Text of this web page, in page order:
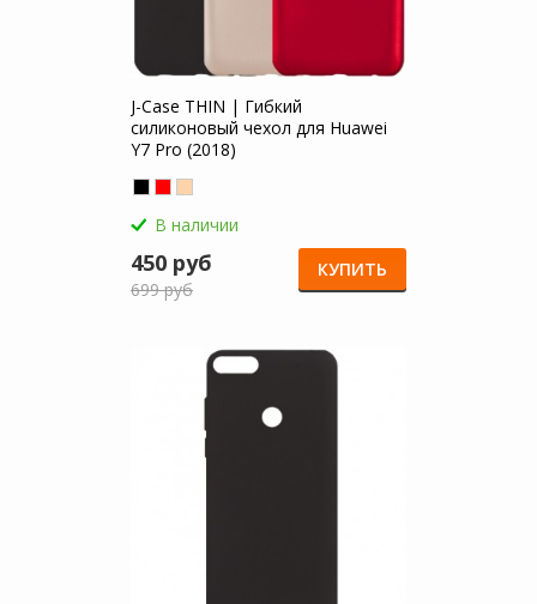
J-Case THIN | Гибкий
силиконовый чехол для Huawei
Y7 Pro (2018)
В наличии
450 руб
699 руб
КУПИТЬ